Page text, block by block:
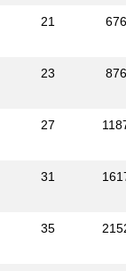
21 676
23 876
27
31
35